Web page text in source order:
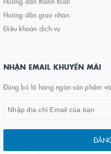
Hướng dẫn giao nhận
Điều khoản dịch vụ
NHẬN EMAIL KHUYẾN MÃI
Đừng bỏ lỡ hàng ngàn sản phẩm